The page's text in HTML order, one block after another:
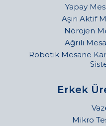
Yapay
Aşırı Aktif
Nörojen
Ağrılı
Robotik Mesane
Erkek
Mikro